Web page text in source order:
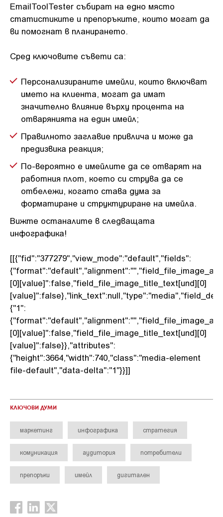
EmailToolTester събират на едно място
статистиките и препоръките, които могат да
ви помогнат в планирането.
Сред ключовите съвети са:
Персонализираните имейли, които включват
името на клиента, могат да имат
значително влияние върху процента на
отварянията на един имейл;
Правилното заглавие привлича и може да
предизвика реакция;
По-вероятно е имейлите да се отварят на
работния плот, което си струва да се
отбележи, когато става дума за
форматиране и структуриране на имейла.
Вижте останалите в следващата
инфографика!
[[{"fid":"377279","view_mode":"default","fields":
[0][value]":false,"field_file_image_title_text[und][0]
{"1":
[0][value]":false,"field_file_image_title_text[und][0]
[value]":false}},"attributes":
{"height":3664,"width":740,"class":"media-element
file-default","data-delta":"1"}}]]
КЛЮЧОВИ ДУМИ
маркетинг инфографика стратегия
комуникация аудитория потребители
препоръки имейл дигитален